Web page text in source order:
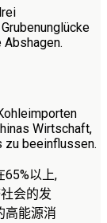
Wirtschaft,
zu beeinflussen.
65%以上,
会的发
高能源消